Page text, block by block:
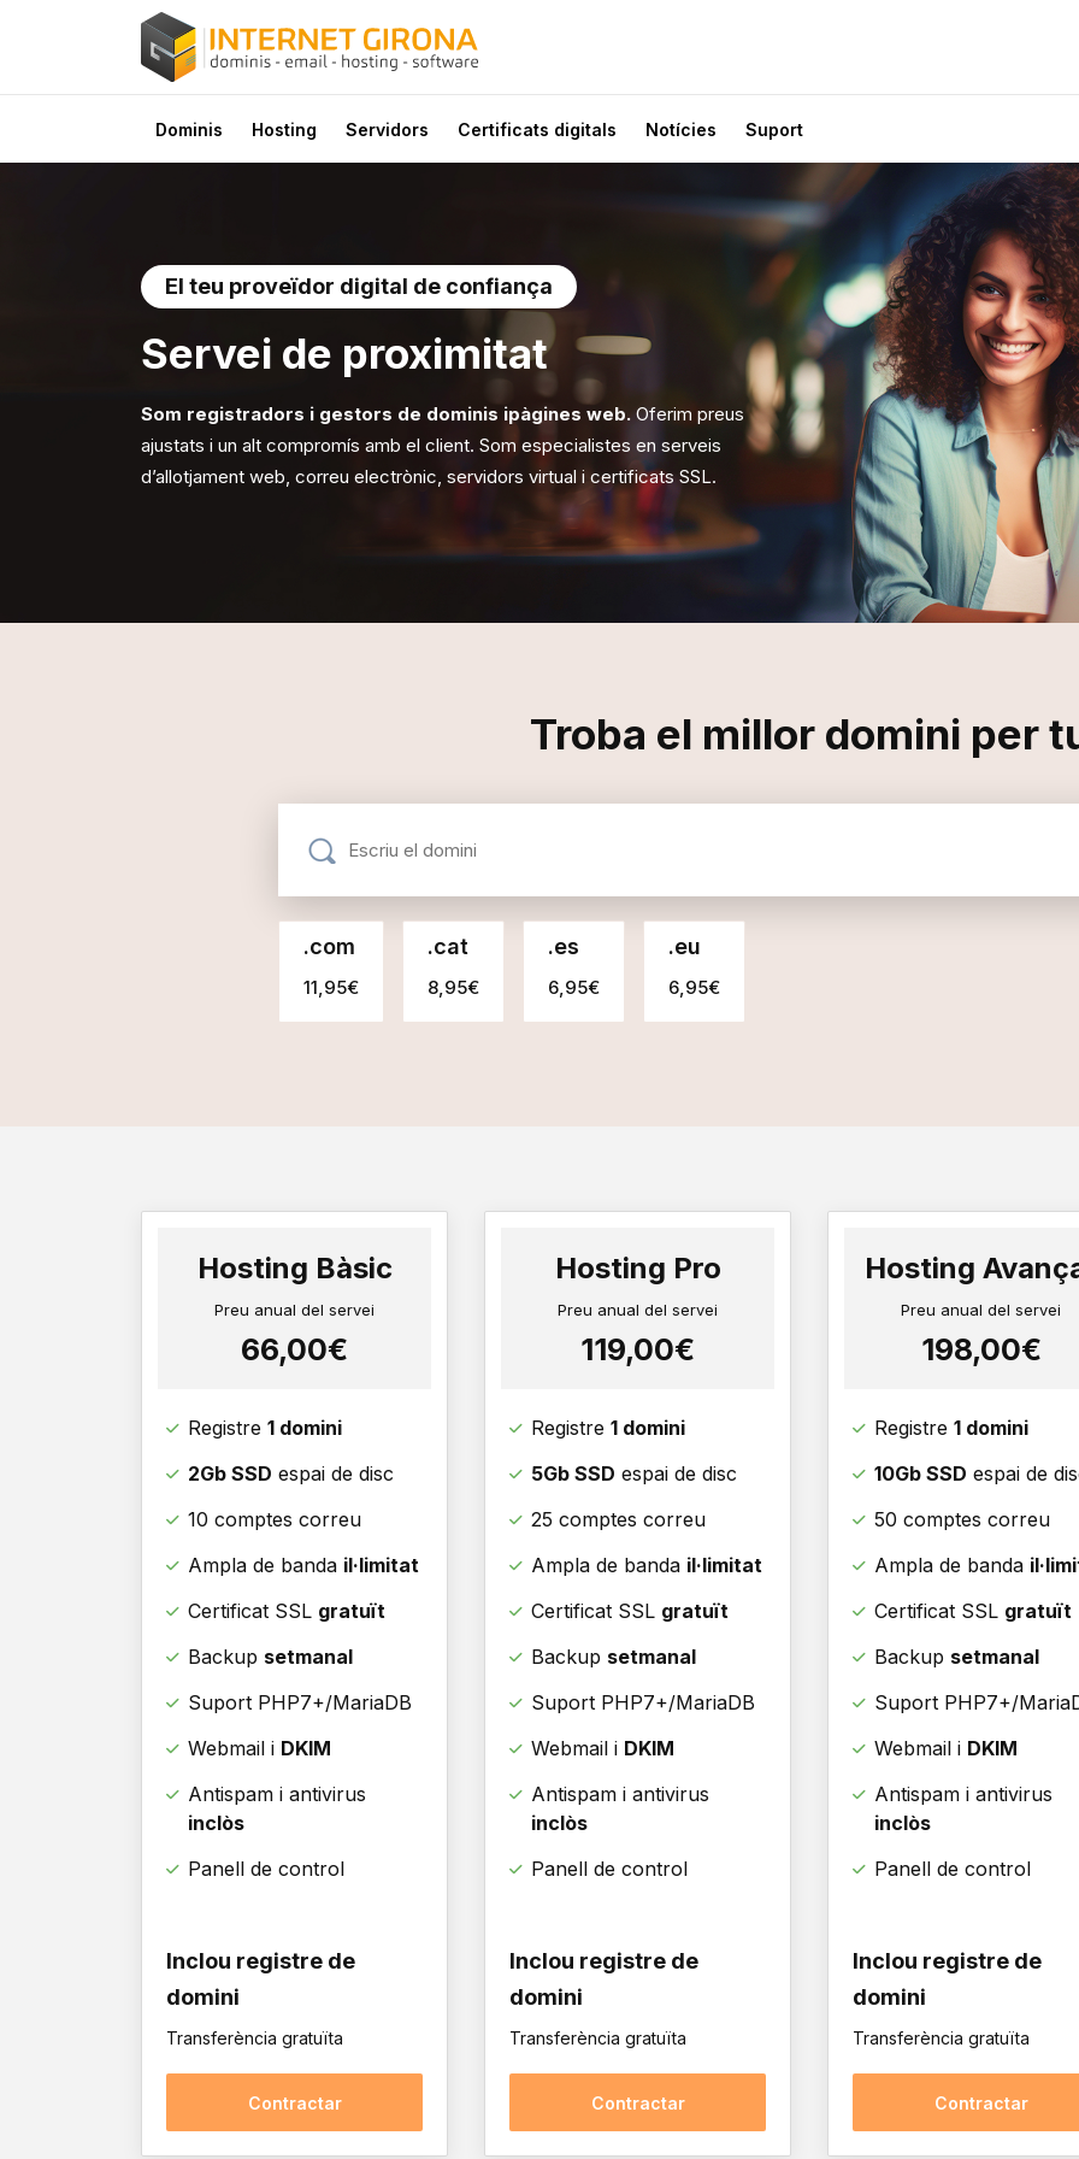
Dominis Hosting Servidors Certificats digitals Notícies Suport
Servei de proximitat
El teu proveïdor digital de confiança
Som registradors i gestors de dominis ipàgines web.Oferim preus
ajustats i un alt compromís amb el client. Som especialistes en serveis
d’allotjament web, correu electrònic, servidors virtual i certificats SSL.
Troba el millor domini per
.com
11,95€
.cat
8,95€
.es
6,95€
.eu
6,95€
Hosting Bàsic
Preu anual del servei
66,00€
Registre 1 domini
2Gb SSD espai de disc
10 comptes correu
Ampla de banda il·limitat
Certificat SSL gratuït
Backup setmanal
Suport PHP7+/MariaDB
Webmail i DKIM
Antispam i antivirus
inclòs
Panell de control
Inclou registre de
domini
Transferència gratuïta
Contractar
Hosting Pro
Preu anual del servei
119,00€
Registre 1 domini
5Gb SSD espai de disc
25 comptes correu
Ampla de banda il·limitat
Certificat SSL gratuït
Backup setmanal
Suport PHP7+/MariaDB
Webmail i DKIM
Antispam i antivirus
inclòs
Panell de control
Inclou registre de
domini
Transferència gratuïta
Contractar
Hosting
Preu anual del servei
198,00€
Registre 1 domini
10Gb SSD espai de
50 comptes correu
Ampla de banda
Certificat SSL gratuït
Backup setmanal
Suport PHP7+/
Webmail i DKIM
Antispam i antivirus
inclòs
Panell de control
Inclou registre de
domini
Transferència gratuïta
Contractar